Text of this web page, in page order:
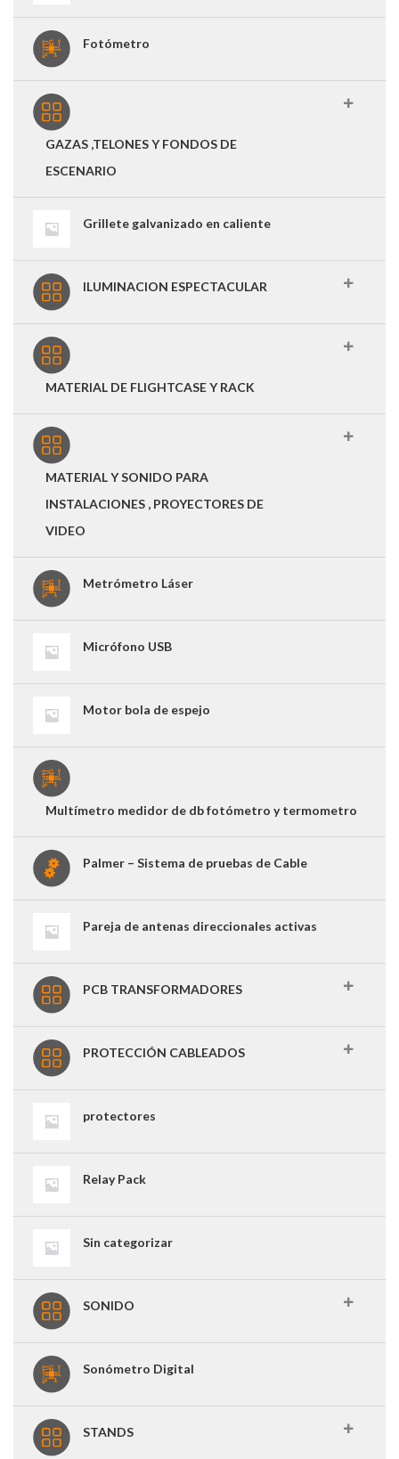
Fotómetro
GAZAS ,TELONES Y FONDOS DE
ESCENARIO
Grillete galvanizado en caliente
ILUMINACION ESPECTACULAR
MATERIAL DE FLIGHTCASE Y RACK
MATERIAL Y SONIDO PARA
INSTALACIONES , PROYECTORES DE
VIDEO
Metrómetro Láser
Micrófono USB
Motor bola de espejo
Multímetro medidor de db fotómetro y termometro
Palmer – Sistema de pruebas de Cable
Pareja de antenas direccionales activas
PCB TRANSFORMADORES
PROTECCIÓN CABLEADOS
protectores
Relay Pack
Sin categorizar
SONIDO
Sonómetro Digital
STANDS